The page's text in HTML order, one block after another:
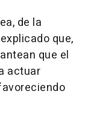
de la
que,
que el
actuar